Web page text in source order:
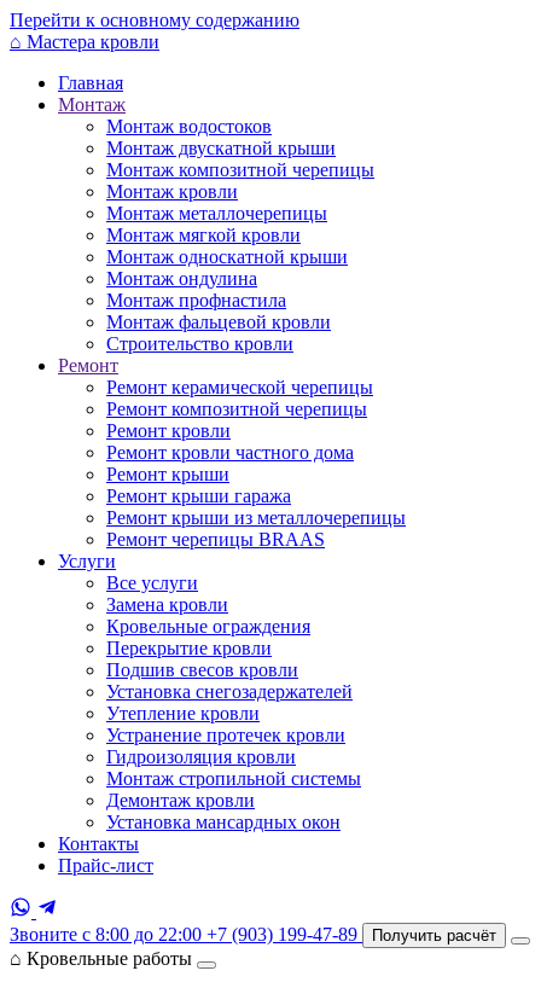
Перейти к основному содержанию
⌂ Мастера кровли
Главная
Монтаж
Монтаж водостоков
Монтаж двускатной крыши
Монтаж композитной черепицы
Монтаж кровли
Монтаж металлочерепицы
Монтаж мягкой кровли
Монтаж односкатной крыши
Монтаж ондулина
Монтаж профнастила
Монтаж фальцевой кровли
Строительство кровли
Ремонт
Ремонт керамической черепицы
Ремонт композитной черепицы
Ремонт кровли
Ремонт кровли частного дома
Ремонт крыши
Ремонт крыши гаража
Ремонт крыши из металлочерепицы
Ремонт черепицы BRAAS
Услуги
Все услуги
Замена кровли
Кровельные ограждения
Перекрытие кровли
Подшив свесов кровли
Установка снегозадержателей
Утепление кровли
Устранение протечек кровли
Гидроизоляция кровли
Монтаж стропильной системы
Демонтаж кровли
Установка мансардных окон
Контакты
Прайс-лист
Звоните с 8:00 до 22:00 +7 (903) 199-47-89 Получить расчёт
⌂ Кровельные работы